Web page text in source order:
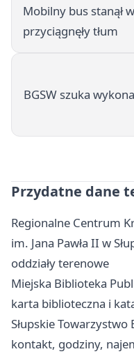
Mobilny bus stanął
przyciągnęły tłum
BGSW szuka
Przydatne dane
Regionalne Centrum
im. Jana Pawła II w
oddziały terenowe
Miejska Biblioteka
karta biblioteczna i
Słupskie Towarzystwo
kontakt, godziny,